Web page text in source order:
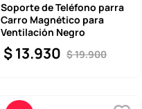
Soporte de Teléfono parra
Carro Magnético para
Ventilación Negro
$19.900
$13.930